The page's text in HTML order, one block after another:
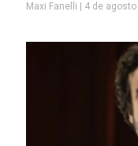
Maxi Fanelli 4 de agosto